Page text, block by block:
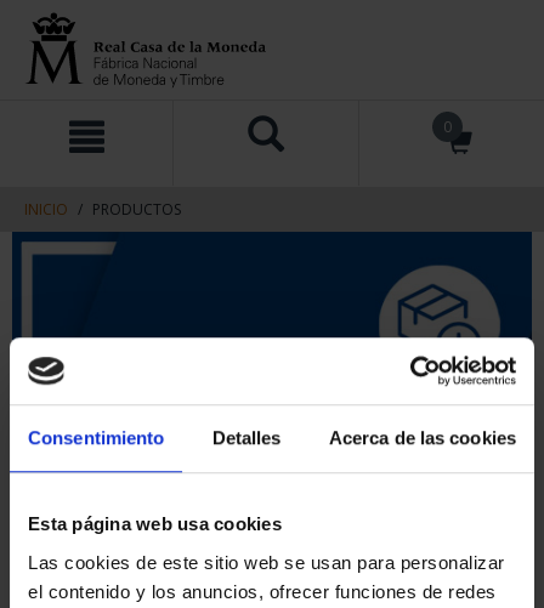
Consentimiento Detalles Acerca de las cookies
Esta página web usa cookies
Las cookies de este sitio web se usan para personalizar
el contenido y los anuncios, ofrecer funciones de redes
contenido
navegacin
0
INICIO PRODUCTOS